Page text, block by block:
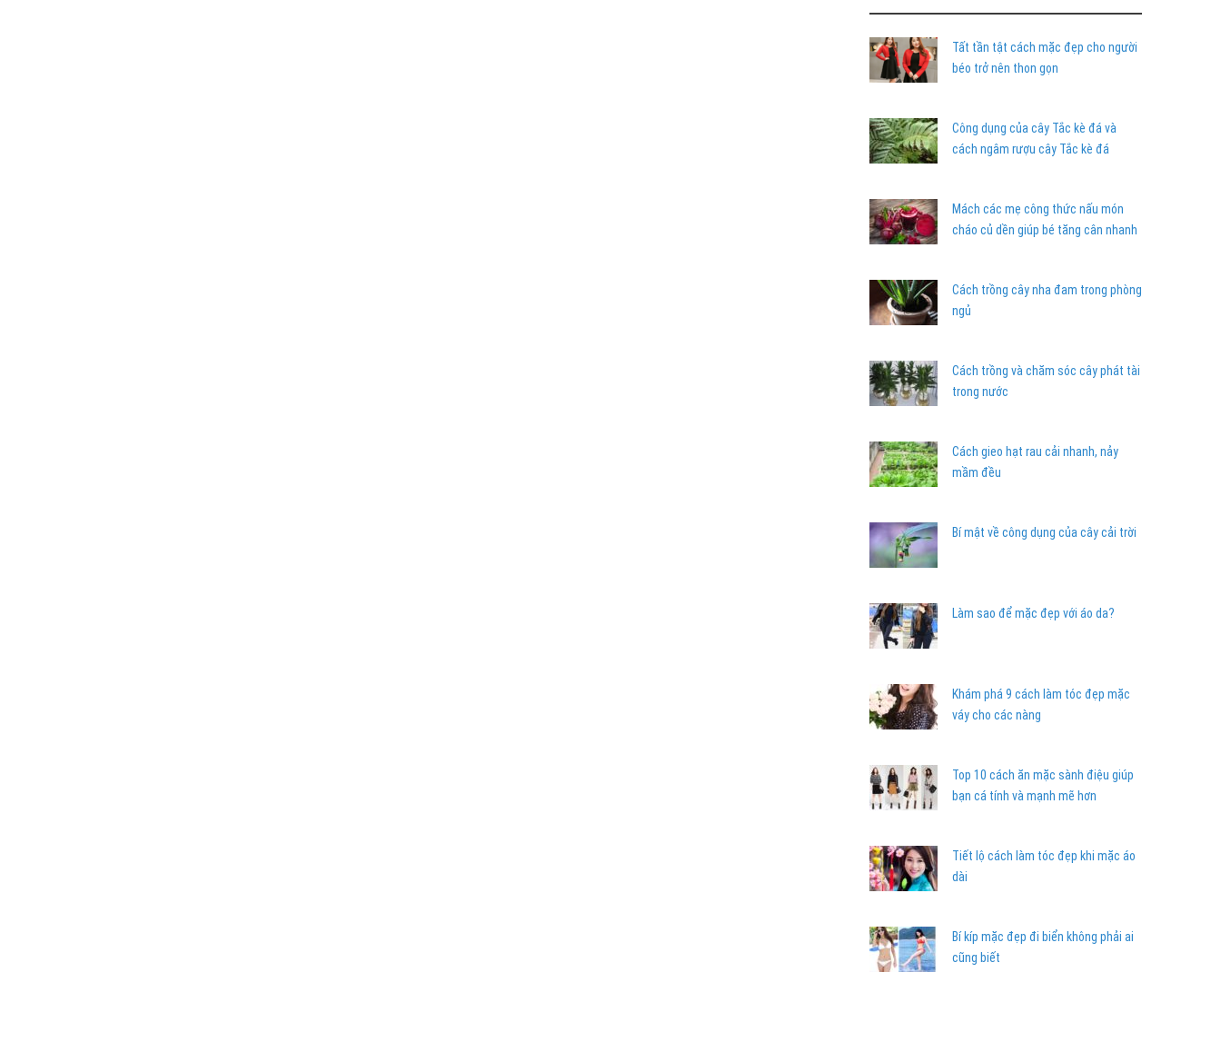
Tất tần tật cách mặc đẹp cho người
béo trở nên thon gọn
Công dụng của cây Tắc kè đá và
cách ngâm rượu cây Tắc kè đá
Mách các mẹ công thức nấu món
cháo củ dền giúp bé tăng cân nhanh
Cách trồng cây nha đam trong phòng
ngủ
Cách trồng và chăm sóc cây phát tài
trong nước
Cách gieo hạt rau cải nhanh, nảy
mầm đều
Bí mật về công dụng của cây cải trời
Làm sao để mặc đẹp với áo da?
Khám phá 9 cách làm tóc đẹp mặc
váy cho các nàng
Top 10 cách ăn mặc sành điệu giúp
bạn cá tính và mạnh mẽ hơn
Tiết lộ cách làm tóc đẹp khi mặc áo
dài
Bí kíp mặc đẹp đi biển không phải ai
cũng biết